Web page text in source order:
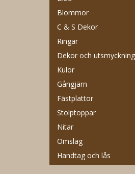
Blommor
C & S Dekor
Ringar
Dekor och utsmyckning
Kulor
Gångjärn
Fästplattor
Stolptoppar
Nitar
Omslag
Handtag och lås